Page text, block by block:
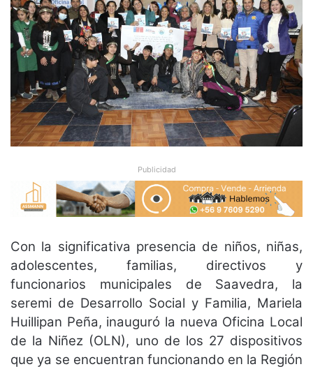
Publicidad
Con la significativa presencia de niños, niñas,
adolescentes, familias, directivos y
funcionarios municipales de Saavedra, la
seremi de Desarrollo Social y Familia, Mariela
Huillipan Peña, inauguró la nueva Oficina Local
de la Niñez (OLN), uno de los 27 dispositivos
que ya se encuentran funcionando en la Región